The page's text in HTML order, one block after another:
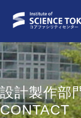
設計製作部
CONTACT